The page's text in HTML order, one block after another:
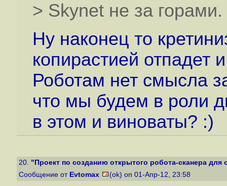
> Skynet не за
Ну наконец то
копирастией отпадет
Роботам нет смысла
что мы будем в роли
в этом и виноваты? :)
20. "Проект по созданию открытого робота-сканера
Сообщение от Evtomax (ok) on 01-Апр-12, 23:58